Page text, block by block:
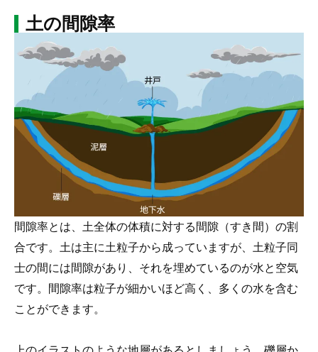
土の間隙率
間隙率とは、土全体の体積に対する間隙（すき間）の割
合です。土は主に土粒子から成っていますが、土粒子同
士の間には間隙があり、それを埋めているのが水と空気
です。間隙率は粒子が細かいほど高く、多くの水を含む
ことができます。